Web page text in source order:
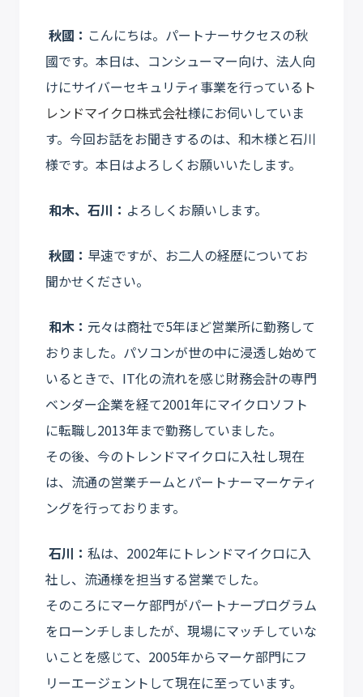
秋國： こんにちは。パートナーサクセスの秋
國です。本日は、コンシューマー向け、法人向
けにサイバーセキュリティ事業を行っている ト
レンドマイクロ株式会社様にお伺いしていま
す。今回お話をお聞きするのは、和木様と石川
様です。本日はよろしくお願いいたします。
和木、石川： よろしくお願いします。
秋國： 早速ですが、お二人の経歴についてお
聞かせください。
和木： 元々は商社で5年ほど営業所に勤務して
おりました。パソコンが世の中に浸透し始めて
いるときで、IT化の流れを感じ財務会計の専門
ベンダー企業を経て2001年にマイクロソフト
に転職し2013年まで勤務していました。
その後、今のトレンドマイクロに入社し現在
は、流通の営業チームとパートナーマーケティ
ングを行っております。
石川： 私は、2002年にトレンドマイクロに入
社し、流通様を担当する営業でした。
そのころにマーケ部門がパートナープログラム
をローンチしましたが、現場にマッチしていな
いことを感じて、2005年からマーケ部門にフ
リーエージェントして現在に至っています。